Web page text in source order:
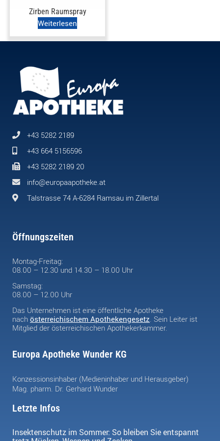
Zirben Raumspray
Weiterlesen
+43 5282 2189
+43 664 5156596
+43 5282 2189 20
info@europaapotheke.at
Talstrasse 74 A-6284 Ramsau im Zillertal
Öffnungszeiten
Montag-Freitag:
08.00 – 12.30 und 14.30 – 18.00 Uhr
Samstag:
08.00 – 12.00 Uhr
Das Unternehmen ist eine öffentliche Apotheke
nach österreichischem Apothekengesetz. Sein Leiter ist
Mitglied der österreichischen Apothekerkammer.
Europa Apotheke Wunder KG
Konzessionsinhaber (Medieninhaber und Herausgeber)
Mag. pharm. Dr. Gerhard Wunder
Letzte Infos
Insektenschutz im Sommer: So bleiben Sie entspannt